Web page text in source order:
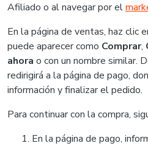
Afiliado o al navegar por el
En la página de ventas, haz clic
puede aparecer como Comprar,
ahora o con un nombre similar.
redirigirá a la página de pago,
información y finalizar el pedido.
Para continuar con la compra,
En la página de pago,